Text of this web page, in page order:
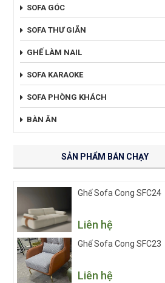
SOFA GÓC
SOFA THƯ GIÃN
GHẾ LÀM NAIL
SOFA KARAOKE
SOFA PHÒNG KHÁCH
BÀN ĂN
SẢN PHẨM BÁN CHẠY
Ghế Sofa Cong SFC24
Liên hệ
Ghế Sofa Cong SFC23
Liên hệ